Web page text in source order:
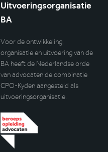
Uitvoeringsorganisatie
BA
Voor de ontwikkeling,
organisatie en uitvoering van de
BA heeft de Nederlandse orde
van advocaten de combinatie
CPO-Kyden aangesteld als
uitvoeringsorganisatie.